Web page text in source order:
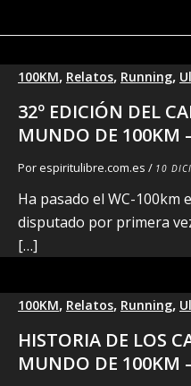
100KM, Relatos, Running,
32º EDICIÓN DEL
MUNDO DE 100KM
Porespiritulibre.com.es / 10
Ha pasado el WC-100km
disputado por primera
[…]
100KM, Relatos, Running,
HISTORIA DE LOS
MUNDO DE 100KM